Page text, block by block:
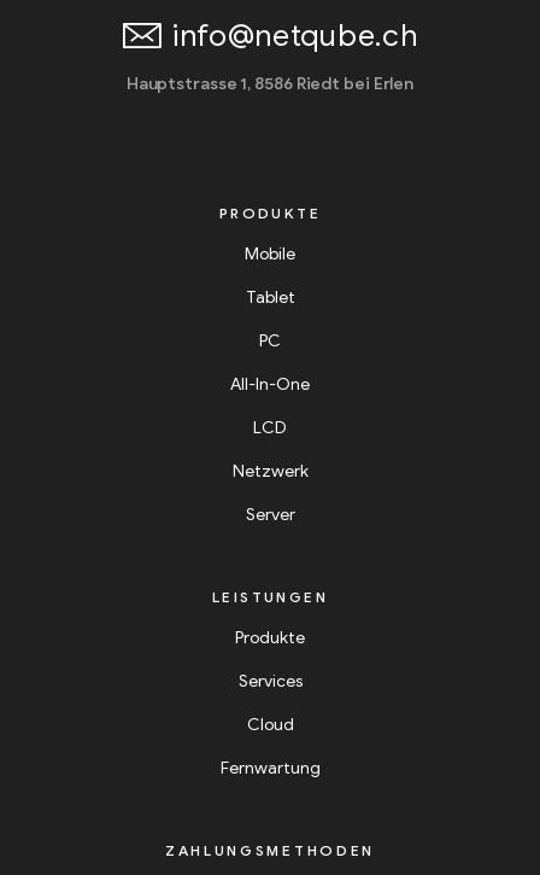
info@netqube.ch
Hauptstrasse 1, 8586 Riedt bei Erlen
PRODUKTE
Mobile
Tablet
PC
All-In-One
LCD
Netzwerk
Server
LEISTUNGEN
Produkte
Services
Cloud
Fernwartung
ZAHLUNGSMETHODEN